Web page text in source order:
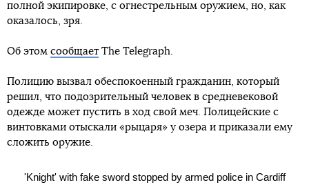
полной экипировке, с огнестрельным оружием, но, как
оказалось, зря.
Об этом сообщает The Telegraph.
Полицию вызвал обеспокоенный гражданин, который
решил, что подозрительный человек в средневековой
одежде может пустить в ход свой меч. Полицейские с
винтовками отыскали «рыцаря» у озера и приказали ему
сложить оружие.
'Knight' with fake sword stopped by armed police in Cardiff